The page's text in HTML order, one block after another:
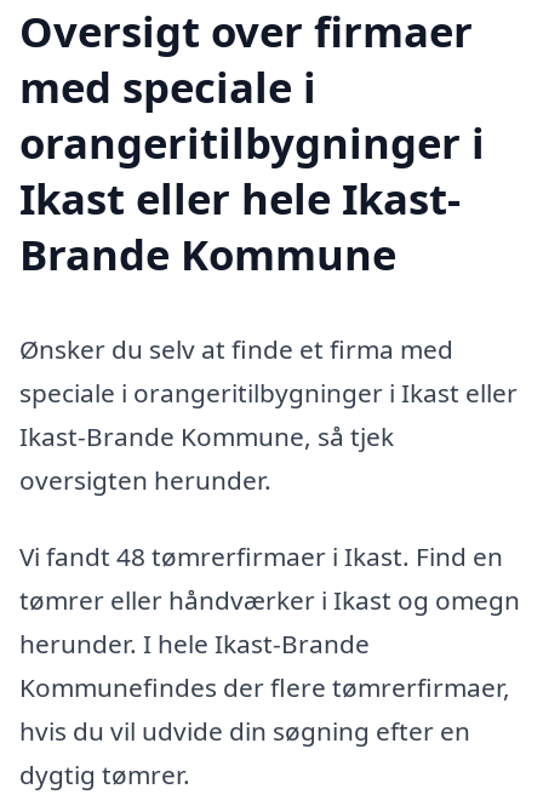
Oversigt over firmaer
med speciale i
orangeritilbygninger i
Ikast eller hele Ikast-
Brande Kommune
Ønsker du selv at finde et firma med
speciale i orangeritilbygninger i Ikast eller
Ikast-Brande Kommune, så tjek
oversigten herunder.
Vi fandt 48 tømrerfirmaer i Ikast. Find en
tømrer eller håndværker i Ikast og omegn
herunder. I hele Ikast-Brande
Kommunefindes der flere tømrerfirmaer,
hvis du vil udvide din søgning efter en
dygtig tømrer.